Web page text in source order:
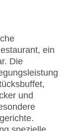
ein
Die
und